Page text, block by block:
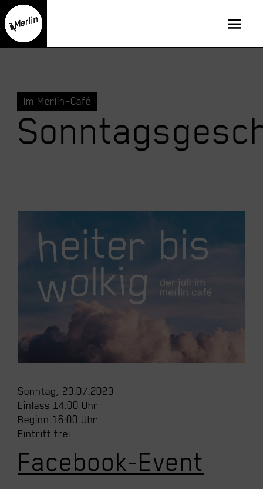
Im Merlin–Café
Sonntag, 23.07.2023
Einlass 14:00 Uhr
Beginn 16:00 Uhr
Eintritt frei
Facebook-Event